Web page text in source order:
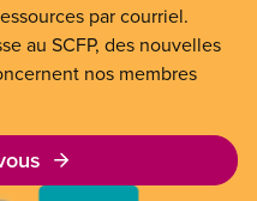
par courriel.
au SCFP, des nouvelles
nos membres